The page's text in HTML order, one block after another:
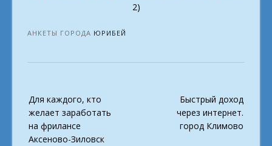
2)
АНКЕТЫ ГОРОДА ЮРИБЕЙ
navigation
Для каждого, кто
желает заработать
на фрилансе
Аксеново-Зиловск
Быстрый доход
через интернет.
город Климово